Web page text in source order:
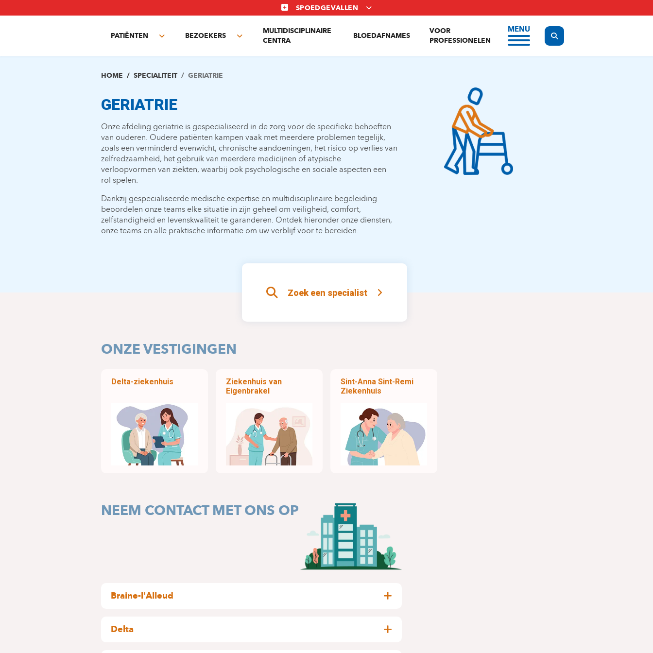
en
gaan
SPOEDGEVALLEN
PATIËNTEN
Toggle
BEZOEKERS
Toggle
MULTIDISCIPLINAIRE
CENTRA
BLOEDAFNAMES
VOOR
PROFESSIONELEN
MENU
Display the search form
HOME SPECIALITEIT GERIATRIE
GERIATRIE
Onze afdeling geriatrie is gespecialiseerd in de zorg voor de specifieke behoeften
van ouderen. Oudere patiënten kampen vaak met meerdere problemen tegelijk,
zoals een verminderd evenwicht, chronische aandoeningen, het risico op verlies van
zelfredzaamheid, het gebruik van meerdere medicijnen of atypische
verloopvormen van ziekten, waarbij ook psychologische en sociale aspecten een
rol spelen.
Dankzij gespecialiseerde medische expertise en multidisciplinaire begeleiding
beoordelen onze teams elke situatie in zijn geheel om veiligheid, comfort,
zelfstandigheid en levenskwaliteit te garanderen. Ontdek hieronder onze diensten,
onze teams en alle praktische informatie om uw verblijf voor te bereiden.
Zoek een specialist
ONZE VESTIGINGEN
Delta-ziekenhuis
Ziekenhuis van
Eigenbrakel
Sint-Anna Sint-Remi
Ziekenhuis
NEEM CONTACT MET ONS OP
Braine-l'Alleud
1420 Braine l'Alleud
Delta